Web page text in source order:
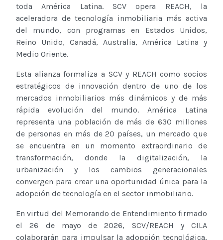
toda América Latina. SCV opera REACH, la
aceleradora de tecnología inmobiliaria más activa
del mundo, con programas en Estados Unidos,
Reino Unido, Canadá, Australia, América Latina y
Medio Oriente.
Esta alianza formaliza a SCV y REACH como socios
estratégicos de innovación dentro de uno de los
mercados inmobiliarios más dinámicos y de más
rápida evolución del mundo. América Latina
representa una población de más de 630 millones
de personas en más de 20 países, un mercado que
se encuentra en un momento extraordinario de
transformación, donde la digitalización, la
urbanización y los cambios generacionales
convergen para crear una oportunidad única para la
adopción de tecnología en el sector inmobiliario.
En virtud del Memorando de Entendimiento firmado
el 26 de mayo de 2026, SCV/REACH y CILA
colaborarán para impulsar la adopción tecnológica,